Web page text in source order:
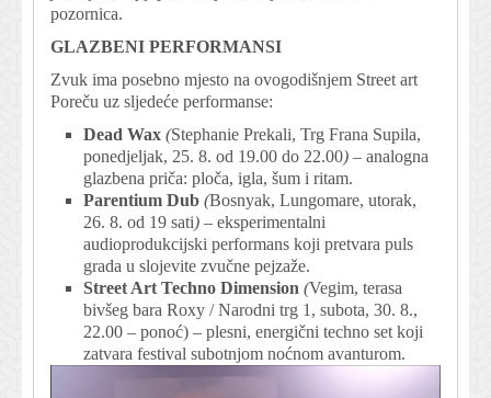
pozornica.
GLAZBENI PERFORMANSI
Zvuk ima posebno mjesto na ovogodišnjem Street art
Poreču uz sljedeće performanse:
Dead Wax (Stephanie Prekali, Trg Frana Supila,
ponedjeljak, 25. 8. od 19.00 do 22.00) – analogna
glazbena priča: ploča, igla, šum i ritam.
Parentium Dub (Bosnyak, Lungomare, utorak,
26. 8. od 19 sati) – eksperimentalni
audioprodukcijski performans koji pretvara puls
grada u slojevite zvučne pejzaže.
Street Art Techno Dimension (Vegim, terasa
bivšeg bara Roxy / Narodni trg 1, subota, 30. 8.,
22.00 – ponoć) – plesni, energični techno set koji
zatvara festival subotnjom noćnom avanturom.